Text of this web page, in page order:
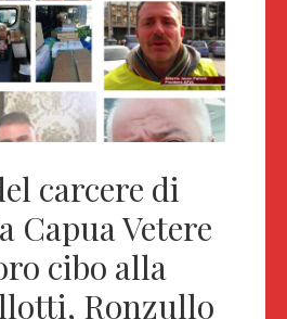
carcere di
Capua Vetere
cibo alla
Ronzullo